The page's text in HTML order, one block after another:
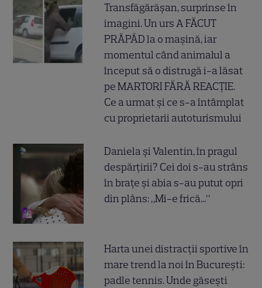
Transfăgărășan, surprinse în
imagini. Un urs A FĂCUT
PRĂPĂD la o mașină, iar
momentul când animalul a
început să o distrugă i-a lăsat
pe MARTORI FĂRĂ REACȚIE.
Ce a urmat și ce s-a întâmplat
cu proprietarii autoturismului
Daniela și Valentin, în pragul
despărțirii? Cei doi s-au strâns
în brațe și abia s-au putut opri
din plâns: „Mi-e frică...”
Harta unei distracții sportive în
mare trend la noi în București:
padle tennis. Unde găsești